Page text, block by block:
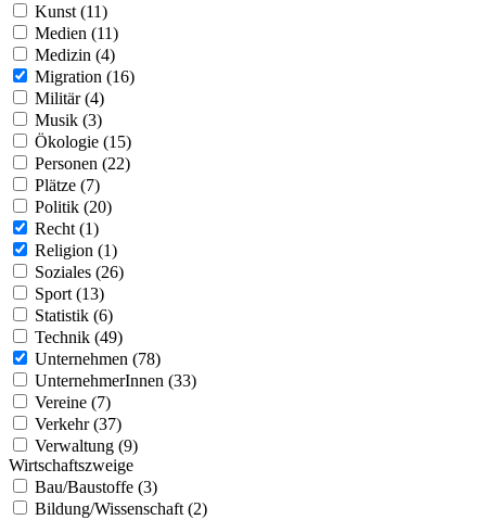
Kunst (11)
Medien (11)
Medizin (4)
Migration (16)
Militär (4)
Musik (3)
Ökologie (15)
Personen (22)
Plätze (7)
Politik (20)
Recht (1)
Religion (1)
Soziales (26)
Sport (13)
Statistik (6)
Technik (49)
Unternehmen (78)
UnternehmerInnen (33)
Vereine (7)
Verkehr (37)
Verwaltung (9)
Wirtschaftszweige
Bau/Baustoffe (3)
Bildung/Wissenschaft (2)